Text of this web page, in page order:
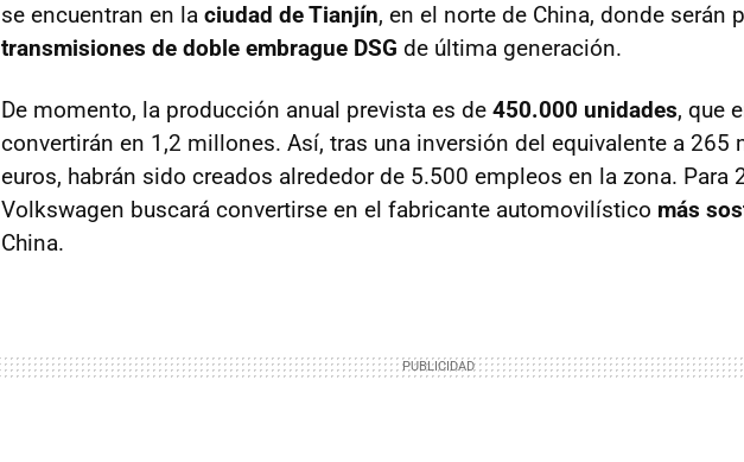
se encuentran en la ciudad de Tianjín, en el norte de China, donde serán
transmisiones de doble embrague DSG de última generación.
De momento, la producción anual prevista es de 450.000 unidades, que
convertirán en 1,2 millones. Así, tras una inversión del equivalente a 265
euros, habrán sido creados alrededor de 5.500 empleos en la zona. Para
Volkswagen buscará convertirse en el fabricante automovilístico más
China.